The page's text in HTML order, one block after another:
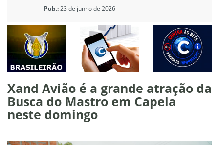
Pub.:23 de junho de 2026
Xand Avião é a grande atração da
Busca do Mastro em Capela
neste domingo